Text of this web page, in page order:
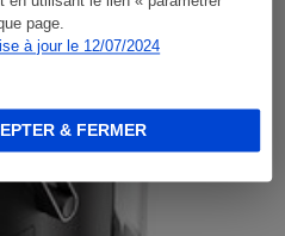
page.
à jour le 12/07/2024
& FERMER